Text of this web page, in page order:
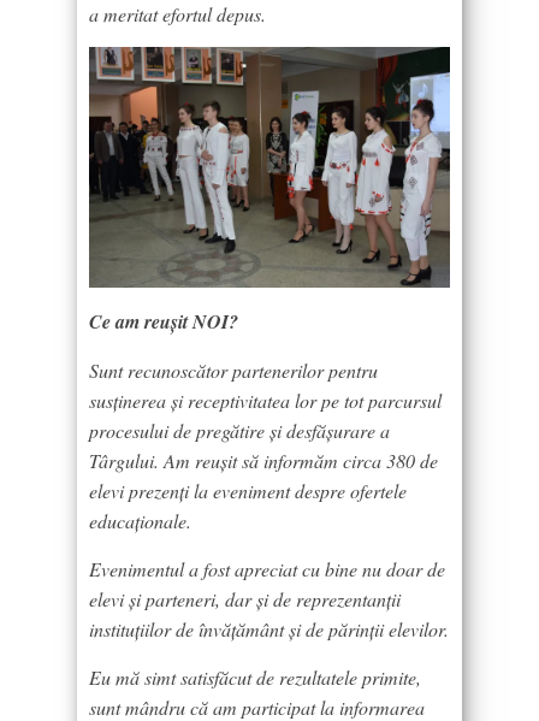
a meritat efortul depus.
Ce am reușit NOI?
Sunt recunoscător partenerilor pentru
susținerea și receptivitatea lor pe tot parcursul
procesului de pregătire și desfășurare a
Târgului. Am reușit să informăm circa 380 de
elevi prezenți la eveniment despre ofertele
educaționale.
Evenimentul a fost apreciat cu bine nu doar de
elevi și parteneri, dar și de reprezentanții
instituțiilor de învățământ și de părinții elevilor.
Eu mă simt satisfăcut de rezultatele primite,
sunt mândru că am participat la informarea